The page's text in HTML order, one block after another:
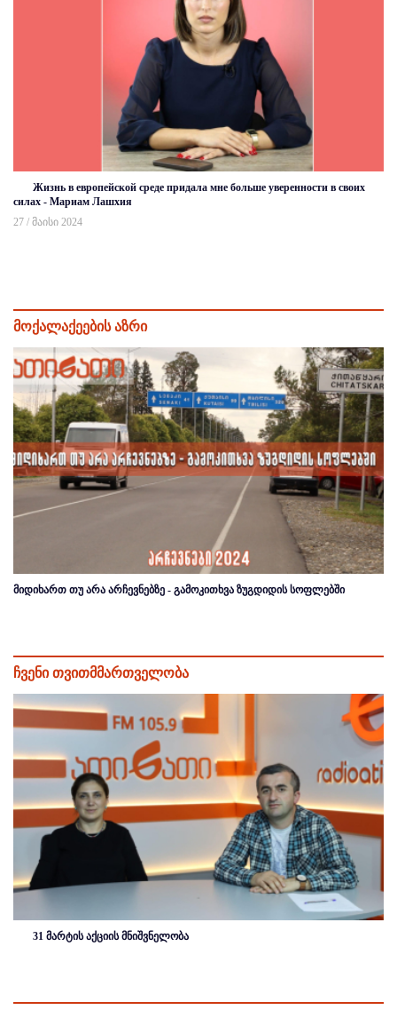
Жизнь в европейской среде придала мне больше уверенности в своих
силах - Мариам Лашхия
27 / მაისი 2024
მოქალაქეების აზრი
მიდიხართ თუ არა არჩევნებზე - გამოკითხვა ზუგდიდის სოფლებში
ჩვენი თვითმმართველობა
31 მარტის აქციის მნიშვნელობა